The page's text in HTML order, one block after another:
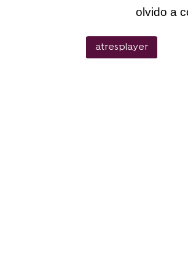
olvido a
atresplayer